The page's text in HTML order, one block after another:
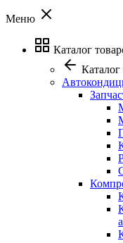
Меню
Каталог
Каталог